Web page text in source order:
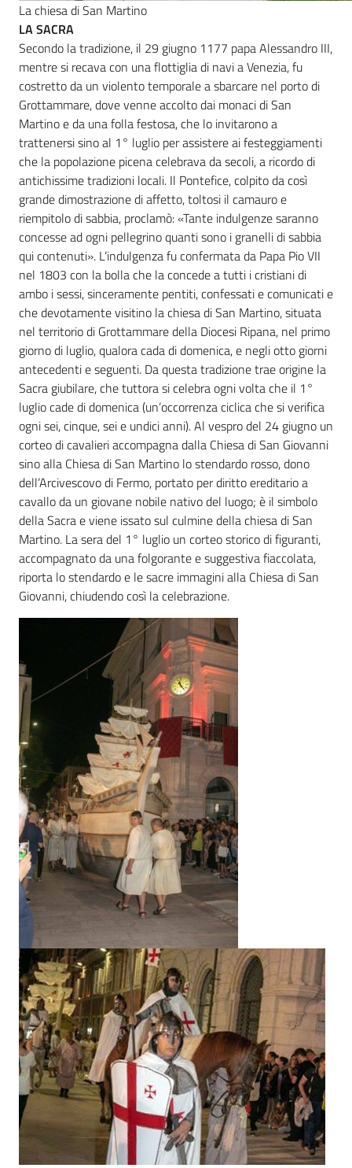
La chiesa di San Martino
LA SACRA
Secondo la tradizione, il 29 giugno 1177 papa Alessandro III,
mentre si recava con una flottiglia di navi a Venezia, fu
costretto da un violento temporale a sbarcare nel porto di
Grottammare, dove venne accolto dai monaci di San
Martino e da una folla festosa, che lo invitarono a
trattenersi sino al 1° luglio per assistere ai festeggiamenti
che la popolazione picena celebrava da secoli, a ricordo di
antichissime tradizioni locali. Il Pontefice, colpito da così
grande dimostrazione di affetto, toltosi il camauro e
riempitolo di sabbia, proclamò: «Tante indulgenze saranno
concesse ad ogni pellegrino quanti sono i granelli di sabbia
qui contenuti». L’indulgenza fu confermata da Papa Pio VII
nel 1803 con la bolla che la concede a tutti i cristiani di
ambo i sessi, sinceramente pentiti, confessati e comunicati e
che devotamente visitino la chiesa di San Martino, situata
nel territorio di Grottammare della Diocesi Ripana, nel primo
giorno di luglio, qualora cada di domenica, e negli otto giorni
antecedenti e seguenti. Da questa tradizione trae origine la
Sacra giubilare, che tuttora si celebra ogni volta che il 1°
luglio cade di domenica (un’occorrenza ciclica che si verifica
ogni sei, cinque, sei e undici anni). Al vespro del 24 giugno un
corteo di cavalieri accompagna dalla Chiesa di San Giovanni
sino alla Chiesa di San Martino lo stendardo rosso, dono
dell’Arcivescovo di Fermo, portato per diritto ereditario a
cavallo da un giovane nobile nativo del luogo; è il simbolo
della Sacra e viene issato sul culmine della chiesa di San
Martino. La sera del 1° luglio un corteo storico di figuranti,
accompagnato da una folgorante e suggestiva fiaccolata,
riporta lo stendardo e le sacre immagini alla Chiesa di San
Giovanni, chiudendo così la celebrazione.